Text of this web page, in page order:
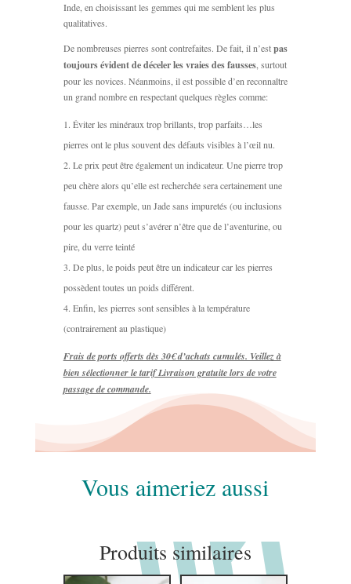
Inde, en choisissant les gemmes qui me semblent les plus
qualitatives.
De nombreuses pierres sont contrefaites. De fait, il n’estpas
toujours évident de déceler les vraies des fausses, surtout
pour les novices. Néanmoins, il est possible d’en reconnaître
un grand nombre en respectant quelques règles comme:
Éviter les minéraux trop brillants, trop parfaits…les
pierres ont le plus souvent des défauts visibles à l’œil nu.
Le prix peut être également un indicateur. Une pierre trop
peu chère alors qu’elle est recherchée sera certainement une
fausse. Par exemple, un Jade sans impuretés (ou inclusions
pour les quartz) peut s’avérer n’être que de l’aventurine, ou
pire, du verre teinté
De plus, le poids peut être un indicateur car les pierres
possèdent toutes un poids différent.
Enfin, les pierres sont sensibles à la température
(contrairement au plastique)
Frais de ports offerts dès 30€ d’achats cumulés. Veillez à
bien sélectionner le tarif Livraison gratuite lors de votre
passage de commande.
Vous aimeriez aussi
Produits similaires